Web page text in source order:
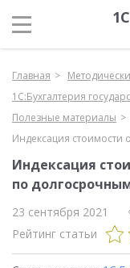
Главная
1С:Бухгалтерия
Полезные материалы
Индексация
Индексация
по
23 сентября 2021
Рейтинг статьи